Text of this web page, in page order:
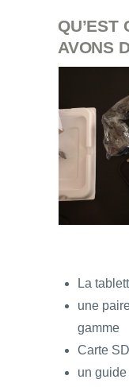
QU’EST
AVONS
La
une
gamme
Carte
un